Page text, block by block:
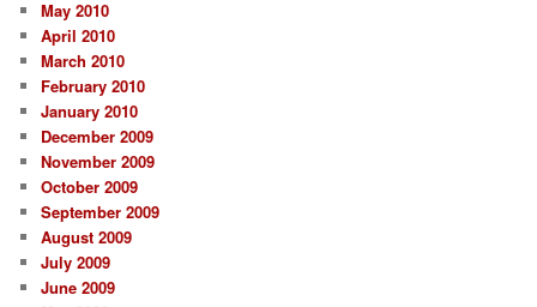
May 2010
April 2010
March 2010
February 2010
January 2010
December 2009
November 2009
October 2009
September 2009
August 2009
July 2009
June 2009